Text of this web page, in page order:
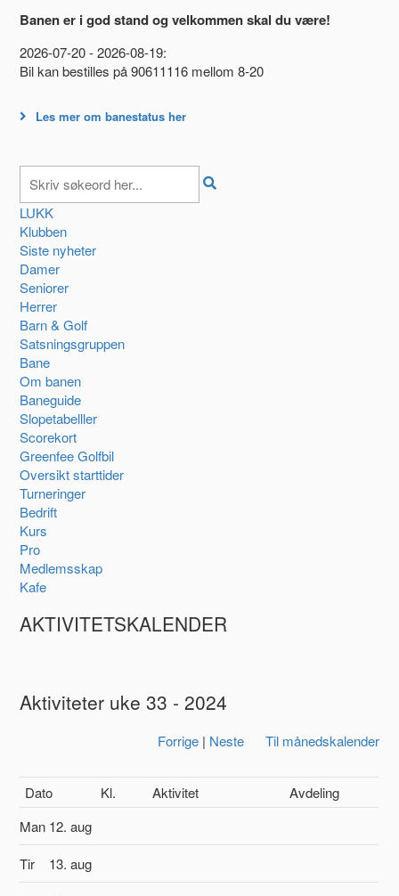
Banen er i god stand og velkommen skal du være!
2026-07-20 - 2026-08-19:
Bil kan bestilles på 90611116 mellom 8-20
Les mer om banestatus her
LUKK
Klubben
Siste nyheter
Damer
Seniorer
Herrer
Barn & Golf
Satsningsgruppen
Bane
Om banen
Baneguide
Slopetabelller
Scorekort
Greenfee Golfbil
Oversikt starttider
Turneringer
Bedrift
Kurs
Pro
Medlemsskap
Kafe
AKTIVITETSKALENDER
Aktiviteter uke 33 - 2024
Forrige| Neste Til månedskalender
Dato Kl. Aktivitet
Avdeling
Man 12. aug
Tir
13. aug